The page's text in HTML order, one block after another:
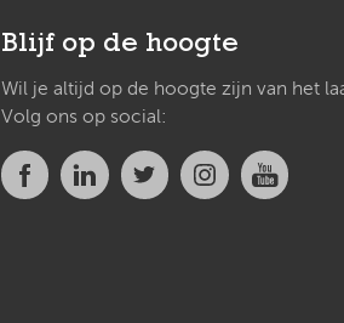
Blijf op de hoogte
Wil je altijd op de hoogte zijn van het
Volg ons op social: